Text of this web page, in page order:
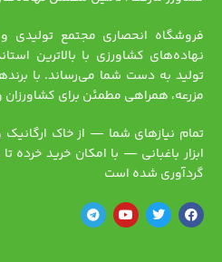
فروشگاه انحصاری مجتمع تولیدی و
نهاده‌های کشاورزی با بالاترین
تولید به دست شما می‌رساند. با
مزرعه، همراهی مطمئن برای کشاورزان
تمام نیازهای شما — از خاک
ابزار باغبانی — با امکان خرید خرده
گردآوری شده است